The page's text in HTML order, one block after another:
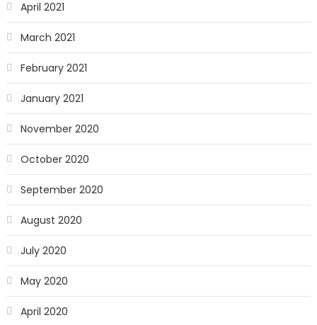
April 2021
March 2021
February 2021
January 2021
November 2020
October 2020
September 2020
August 2020
July 2020
May 2020
April 2020